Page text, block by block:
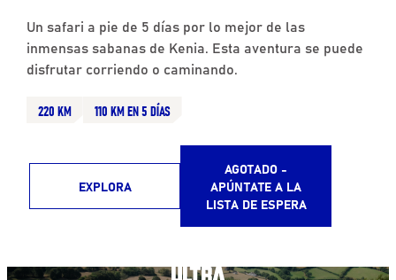
Un safari a pie de 5 días por lo mejor de las
inmensas sabanas de Kenia. Esta aventura se puede
disfrutar corriendo o caminando.
220 KM
110 KM EN 5 DÍAS
EXPLORA
AGOTADO -
APÚNTATE A LA
LISTA DE ESPERA